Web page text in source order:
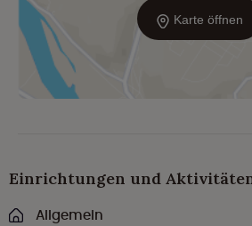
Karte öffnen
Einrichtungen und
Allgemein